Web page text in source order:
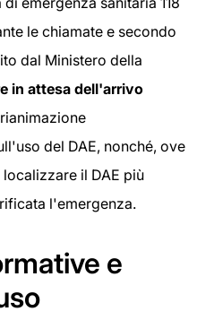
le chiamate e secondo
dal Ministero della
in attesa dell'arrivo
del DAE, nonché, ove
il DAE più
l'emergenza.
e